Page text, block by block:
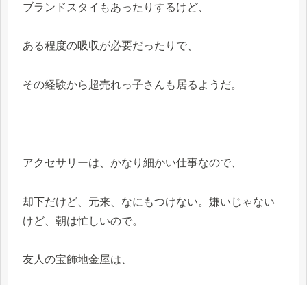
ブランドスタイもあったりするけど、
ある程度の吸収が必要だったりで、
その経験から超売れっ子さんも居るようだ。
アクセサリーは、かなり細かい仕事なので、
却下だけど、元来、なにもつけない。嫌いじゃない
けど、朝は忙しいので。
友人の宝飾地金屋は、